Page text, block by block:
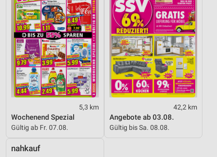
5,3 km
Wochenend Spezial
Gültig ab Fr. 07.08.
42,2 km
Angebote ab 03.08.
Gültig bis Sa. 08.08.
nahkauf